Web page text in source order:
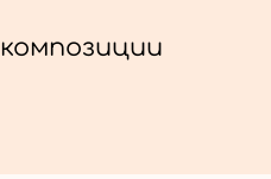
композиции